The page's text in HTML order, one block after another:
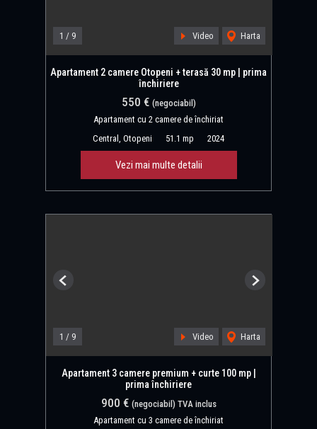
1 / 9 Video Harta
Apartament 2 camere Otopeni + terasă 30 mp | prima
închiriere
550 € (negociabil)
Apartament cu 2 camere de închiriat
Central, Otopeni
51.1 mp 2024
Vezi mai multe detalii
1 / 9 Video Harta
Previous Next
Apartament 3 camere premium + curte 100 mp |
prima închiriere
900 € (negociabil) TVA inclus
Apartament cu 3 camere de închiriat